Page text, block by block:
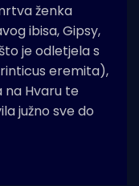
ženka
ibisa, Gipsy,
je odletjela s
eremita),
na Hvaru te
južno sve do